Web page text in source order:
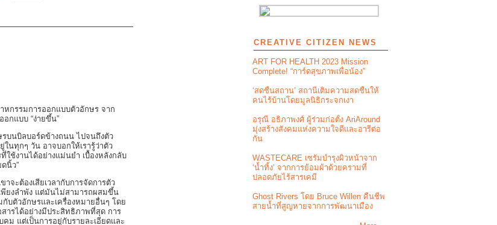
หกรรมการออกแบบตัวอักษร จาก
กแบบ “ง่ายขึ้น”
บนบิลบอร์ดข้างถนน ไปจนถึงตัว
นทุกๆ วัน อาจบอกให้เรารู้ว่าตัว
ใช้งานได้อย่างแม่นยำ เบื้องหลังกลับ
นิ้ว”
จะต้องเสียเวลากับการจัดการตัว
ยงลำพัง แต่มันไม่สามารถผสมขึ้น
กับตัวอักษรและเครื่องหมายอื่นๆ โดย
ารได้อย่างมีประสิทธิภาพที่สุด การ
ม แต่เป็นการอยู่กับรายละเอียดและ
CREATIVE CITIZEN NEWS
ART FOR HEALTH 2023 Mission
Complete! “การ์ดสุขภาพเพื่อน้อง”
‘สดชื่นสถาน’ สถานีเติมความสดชื่นให้
คนไร้บ้านโดยมูลนิธิกระจกเงา
อรุณี อธิภาพงศ์ ผู้ร่วมก่อตั้ง AriAround
มุ่งสร้างสังคมแห่งความใจดีและอารีต่อ
กัน
WASTECARE เซรัมบำรุงผิวหน้าจาก
‘น้ำทิ้ง’ จากการย้อมผ้าด้วยครามที่
ปลอดภัยไร้สารเคมี
Ghost Rivers โดย Bruce Willen คืนชีพ
สายน้ำที่สูญหายจากการพัฒนาเมือง